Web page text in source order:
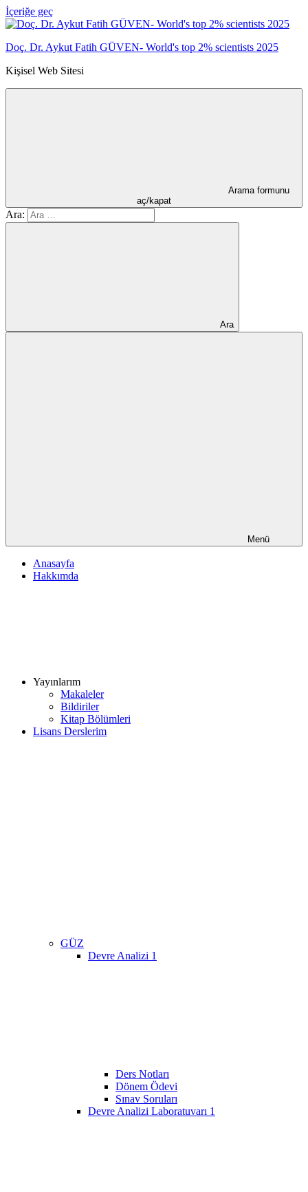
İçeriğe geç
Doç. Dr. Aykut Fatih GÜVEN- World's top 2% scientists 2025
Kişisel Web Sitesi
Arama formunu
aç/kapat
Ara:
Ara
Menü
Anasayfa
Hakkımda
Yayınlarım
Makaleler
Bildiriler
Kitap Bölümleri
Lisans Derslerim
GÜZ
Devre Analizi 1
Ders Notları
Dönem Ödevi
Sınav Soruları
Devre Analizi Laboratuvarı 1